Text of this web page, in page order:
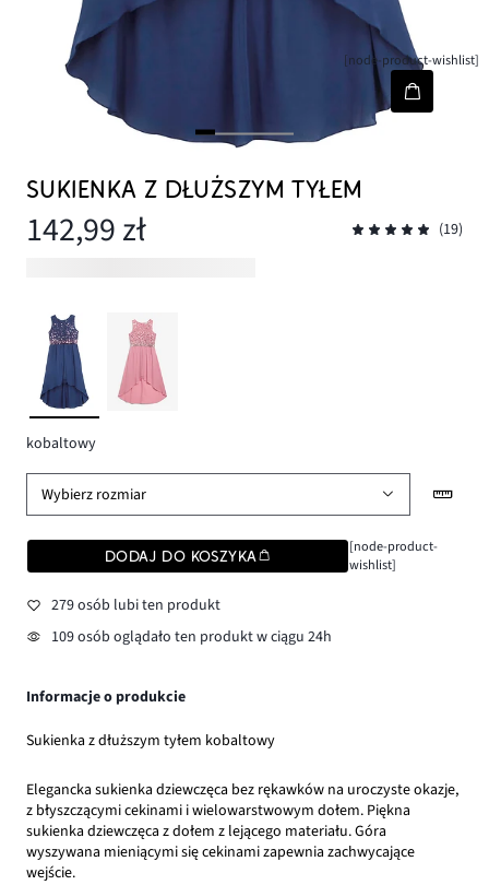
[node-product-wishlist]
SUKIENKA Z DŁUŻSZYM TYŁEM
142,99 zł (19)
kobaltowy
Wybierz rozmiar
DODAJ DO KOSZYKA
[node-product-
wishlist]
279 osób lubi ten produkt
109 osób oglądało ten produkt w ciągu 24h
Informacje o produkcie
Sukienka z dłuższym tyłem kobaltowy
Elegancka sukienka dziewczęca bez rękawków na uroczyste okazje,
z błyszczącymi cekinami i wielowarstwowym dołem. Piękna
sukienka dziewczęca z dołem z lejącego materiału. Góra
wyszywana mieniącymi się cekinami zapewnia zachwycające
wejście.